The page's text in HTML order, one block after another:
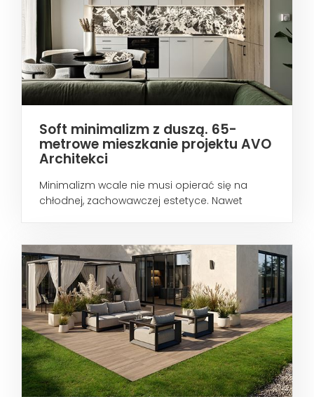
Soft minimalizm z duszą. 65-
metrowe mieszkanie projektu AVO
Architekci
Minimalizm wcale nie musi opierać się na
chłodnej, zachowawczej estetyce. Nawet